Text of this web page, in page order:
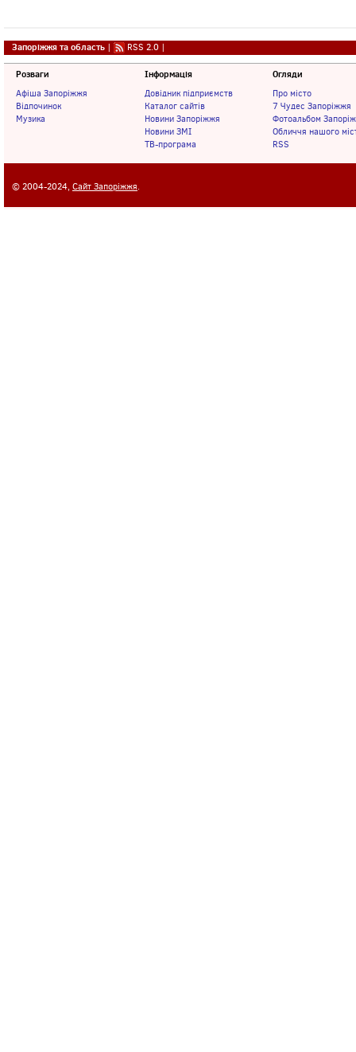
Запоріжжя та область | RSS 2.0 |
Розваги
Афіша Запоріжжя
Відпочинок
Музика
Інформація
Довідник підприємств
Каталог сайтів
Новини Запоріжжя
Новини ЗМІ
ТВ-програма
Огляди
Про місто
7 Чудес Запоріжжя
Фотоальбом
Обличчя нашого
RSS
© 2004-2024, Сайт Запоріжжя.